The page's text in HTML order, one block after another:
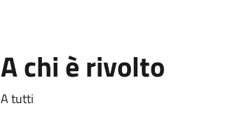
A chi è rivolto
A tutti